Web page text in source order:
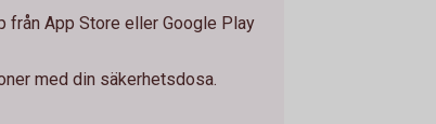
från App Store eller Google Play
med din säkerhetsdosa.